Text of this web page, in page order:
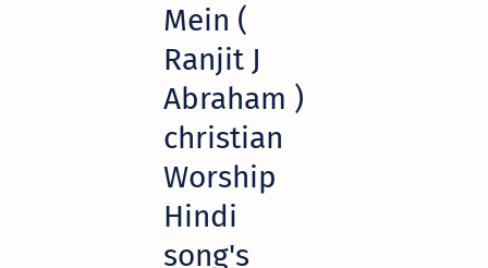
Mein (
Ranjit J
Abraham )
christian
Worship
Hindi
song's